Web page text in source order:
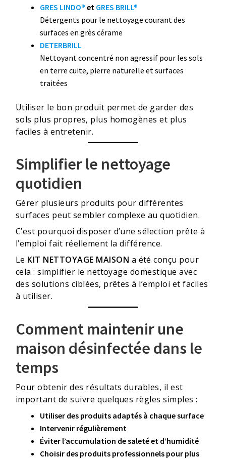
GRES LINDO® et GRES BRILL®
Détergents pour le nettoyage courant des
surfaces en grès cérame
DETERBRILL
Nettoyant concentré non agressif pour les sols
en terre cuite, pierre naturelle et surfaces
traitées
Utiliser le bon produit permet de garder des
sols plus propres, plus homogènes et plus
faciles à entretenir.
Simplifier le nettoyage
quotidien
Gérer plusieurs produits pour différentes
surfaces peut sembler complexe au quotidien.
C’est pourquoi disposer d’une sélection prête à
l’emploi fait réellement la différence.
Le KIT NETTOYAGE MAISON a été conçu pour
cela : simplifier le nettoyage domestique avec
des solutions ciblées, prêtes à l’emploi et faciles
à utiliser.
Comment maintenir une
maison désinfectée dans le
temps
Pour obtenir des résultats durables, il est
important de suivre quelques règles simples :
Utiliser des produits adaptés à chaque surface
Intervenir régulièrement
Éviter l’accumulation de saleté et d’humidité
Choisir des produits professionnels pour plus